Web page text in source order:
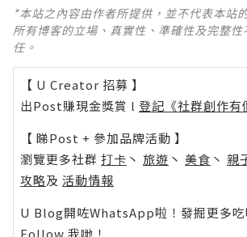
*本站之內容由作者所提供，並不代表本站
所有博客的立場、真實性、準確性及完整
任。
【 U Creator 招募 】
出Post賺現金獎賞 l 登記《社群創作有
【 睇Post + 參加品牌活動 】
瀏覽更多社群 打卡 丶 旅遊 丶 美食 丶 親
攻略及 活動情報
U Blog開咗WhatsApp啦！發掘更多吃
Follow 我哋 ！